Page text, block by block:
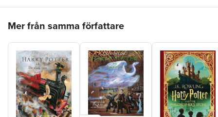
Mer från samma författare